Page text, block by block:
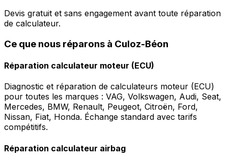
Devis gratuit et sans engagement avant toute réparation
de calculateur.
Ce que nous réparons à Culoz-Béon
Réparation calculateur moteur (ECU)
Diagnostic et réparation de calculateurs moteur (ECU)
pour toutes les marques : VAG, Volkswagen, Audi, Seat,
Mercedes, BMW, Renault, Peugeot, Citroën, Ford,
Nissan, Fiat, Honda. Échange standard avec tarifs
compétitifs.
Réparation calculateur airbag